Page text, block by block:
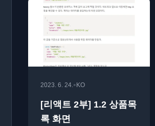
2023. 6. 24.• KO
[리액트 2부] 1.2 상품목
록 화면